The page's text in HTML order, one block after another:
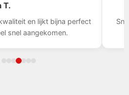
T.
en lijkt bijna perfect
snel aangekomen.